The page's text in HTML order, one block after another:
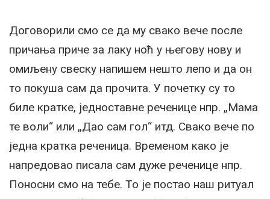
Договорили смо се да му свако вече после
причања приче за лаку ноћ у његову нову и
омиљену свеску напишем нешто лепо и да он
то покуша сам да прочита. У почетку су то
биле кратке, једноставне реченице нпр. „Мама
те воли“ или „Дао сам гол“ итд. Свако вече по
једна кратка реченица. Временом како је
напредовао писала сам дуже реченице нпр.
Поносни смо на тебе. То је постао наш ритуал